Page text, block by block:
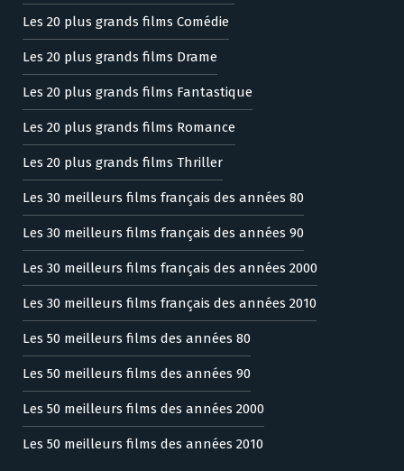
Les 20 plus grands films Comédie
Les 20 plus grands films Drame
Les 20 plus grands films Fantastique
Les 20 plus grands films Romance
Les 20 plus grands films Thriller
Les 30 meilleurs films français des années 80
Les 30 meilleurs films français des années 90
Les 30 meilleurs films français des années 2000
Les 30 meilleurs films français des années 2010
Les 50 meilleurs films des années 80
Les 50 meilleurs films des années 90
Les 50 meilleurs films des années 2000
Les 50 meilleurs films des années 2010